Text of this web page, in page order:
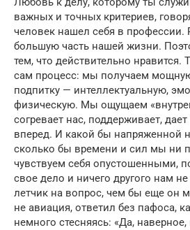
важных и точных критериев,
человек нашел себя в профессии.
большую часть нашей жизни.
тем, что действительно нравится.
сам процесс: мы получаем
подпитку — интеллектуальную,
физическую. Мы ощущаем
согревает нас, поддерживает,
вперед. И какой бы напряженной
сколько бы времени и сил мы ни
чувствуем себя опустошенными,
свое дело и ничего другого нам
летчик на вопрос, чем бы еще он
не авиация, ответил без пафоса,
немного стесняясь: «Да,